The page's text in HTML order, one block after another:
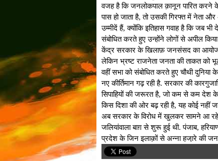
वजह है कि जनलोकपाल क़ानून पारित करने
पास हो जाता है, तो उसकी गिरफ्त में नेता
उम्मीदें हैं, क्योंकि इतिहास गवाह है कि जब
संबोधित करते हुए उन्होंने लोगों से अपील
केंद्र सरकार के खिलाफ़ जनसंसद का
लेकिन भ्रष्ट राजनेता जनता की ताकत को
वहीं सभा को संबोधित करते हुए चौथी
नए कीर्तिमान गढ़ रही है. सरकार की
सिपाहियों की जरूरत है, जो कम से कम देश
किस दिशा की ओर बढ़ रही है, यह कोई नहीं
अब सरकार के विरोध में खुलकर सामने आ रहे
जलियांवाला बाग़ से शुरू हुई थी. पंजाब,
प्रदेश के जिन इलाक़ों से अन्ना हजा़रे की